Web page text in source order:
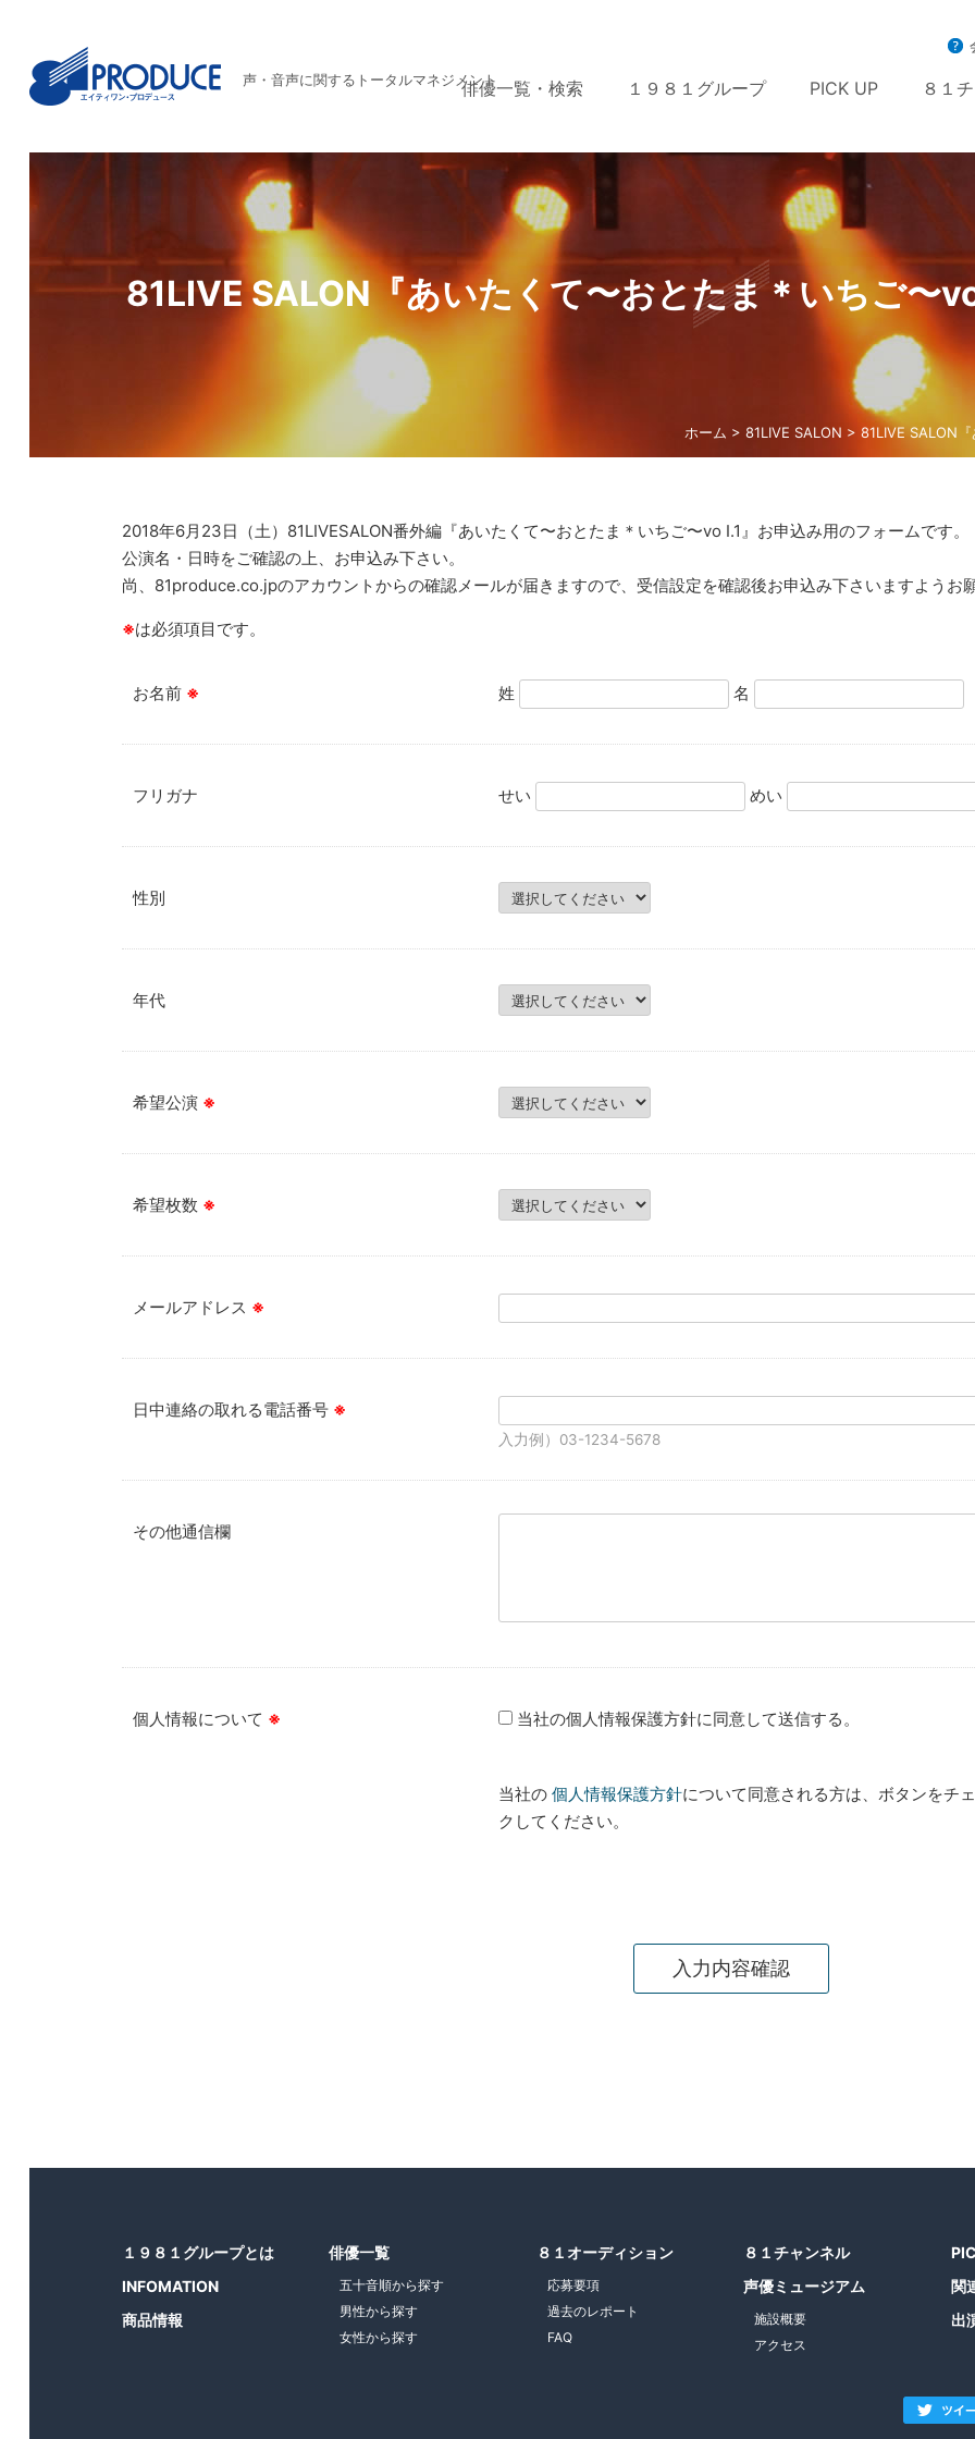
声・音声に関するトータルマネジメント俳優一覧・検索 １９８１グループ PICK UP ８１
ホーム > 81LIVE SALON > 81LIVE SALON
81LIVE SALON『あいたくて〜おとたま＊いちご〜
2018年6月23日（土）81LIVESALON番外編『あいたくて〜おとたま＊いちご〜vo I.1』お申込み用のフォームです。
公演名・日時をご確認の上、お申込み下さい。
尚、81produce.co.jpのアカウントからの確認メールが届きますので、受信設定を確認後お申込み下さいますようお願
※は必須項目です。
お名前 ※ 姓 名
フリガナ せい めい
性別
年代
希望公演 ※
希望枚数 ※
メールアドレス ※
日中連絡の取れる電話番号 ※
入力例）03-1234-5678
その他通信欄
個人情報について ※ 当社の個人情報保護方針に同意して送信する。
当社の 個人情報保護方針について同意される方は、ボタンをチ
クしてください。
１９８１グループとは
INFOMATION
商品情報
俳優一覧
五十音順から探す
男性から探す
女性から探す
８１オーディション
応募要項
過去のレポート
FAQ
８１チャンネル
声優ミュージアム
施設概要
アクセス
関
出